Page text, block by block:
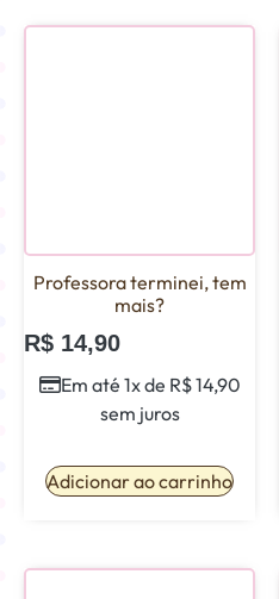
Professora terminei, tem
mais?
R$ 14,90
Em até 1x de R$14,90
sem juros
Adicionar ao carrinho